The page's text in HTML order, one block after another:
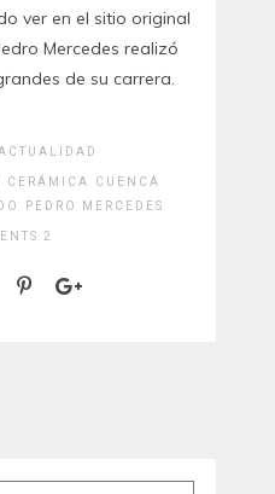
ver en el sitio original
Mercedes realizó
de su carrera.
CERÁMICA
CUENCA
PEDRO MERCEDES
2